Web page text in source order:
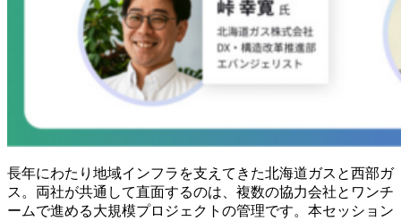
長年にわたり地域インフラを支えてきた北海道ガスと西部ガ
ス。両社が共通して直面するのは、複数の協力会社とワンチ
ームで進める大規模プロジェクトの管理です。本セッション